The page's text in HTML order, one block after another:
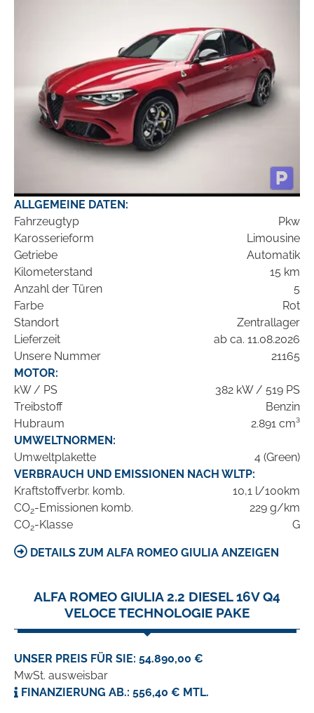
ALLGEMEINE DATEN:
Fahrzeugtyp
Pkw
Karosserieform
Limousine
Getriebe
Automatik
Kilometerstand
15 km
Anzahl der Türen
5
Farbe
Rot
Standort
Zentrallager
Lieferzeit
ab ca. 11.08.2026
Unsere Nummer
21165
MOTOR:
kW / PS
382 kW / 519 PS
Treibstoff
Benzin
Hubraum
2.891 cm³
UMWELTNORMEN:
Umweltplakette
4 (Green)
VERBRAUCH UND EMISSIONEN NACH WLTP:
Kraftstoffverbr. komb.
10,1 l/100km
CO2-Emissionen komb.
229 g/km
CO2-Klasse G
DETAILS ZUM ALFA ROMEO GIULIA ANZEIGEN
ALFA ROMEO GIULIA 2.2 DIESEL 16V Q4
VELOCE TECHNOLOGIE PAKE
UNSER PREIS FÜR SIE: 54.890,00 €
MwSt. ausweisbar
FINANZIERUNG AB.: 556,40 € MTL.